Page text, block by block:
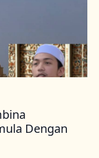
Dengan